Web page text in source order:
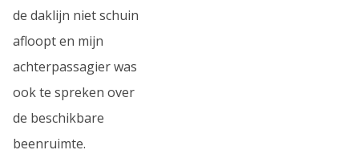
de daklijn niet schuin
afloopt en mijn
achterpassagier was
ook te spreken over
de beschikbare
beenruimte.